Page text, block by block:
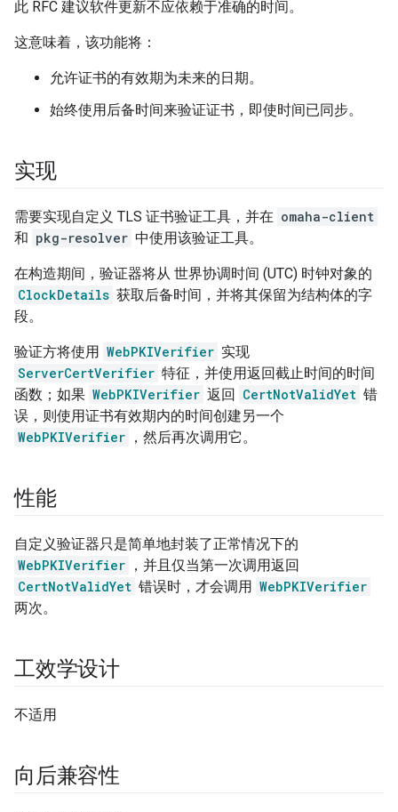
此 RFC 建议软件更新不应依赖于准确的时间。
这意味着，该功能将：
允许证书的有效期为未来的日期。
始终使用后备时间来验证证书，即使时间已同步。
实现
需要实现自定义 TLS 证书验证工具，并在 omaha-client
和 pkg-resolver 中使用该验证工具。
在构造期间，验证器将从 世界协调时间 (UTC) 时钟对象的
ClockDetails 获取后备时间，并将其保留为结构体的字
段。
验证方将使用 WebPKIVerifier 实现
ServerCertVerifier 特征，并使用返回截止时间的时间
函数；如果 WebPKIVerifier 返回 CertNotValidYet 错
误，则使用证书有效期内的时间创建另一个
WebPKIVerifier ，然后再次调用它。
性能
自定义验证器只是简单地封装了正常情况下的
WebPKIVerifier ，并且仅当第一次调用返回
CertNotValidYet 错误时，才会调用 WebPKIVerifier
两次。
工效学设计
不适用
向后兼容性